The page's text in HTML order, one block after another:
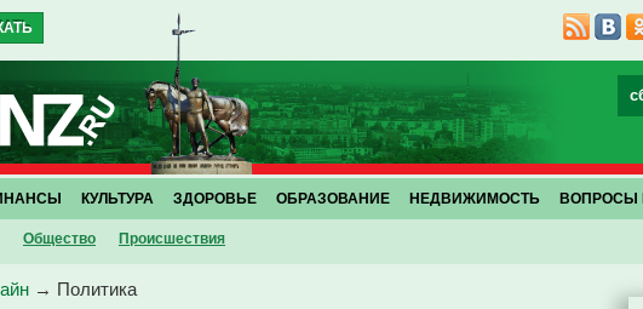
Общество Проиcшествия
КУЛЬТУРА ЗДОРОВЬЕ ОБРАЗОВАНИЕ НЕДВИЖИМОСТЬ ВОПРОСЫ
→ Политика